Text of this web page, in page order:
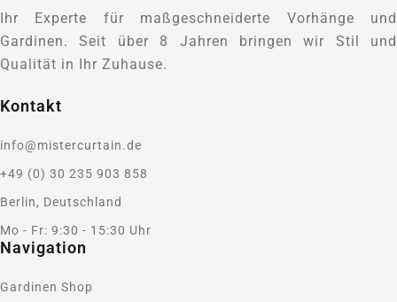
Ihr Experte für maßgeschneiderte Vorhänge und
Gardinen. Seit über 8 Jahren bringen wir Stil und
Qualität in Ihr Zuhause.
Kontakt
info@mistercurtain.de
+49 (0) 30 235 903 858
Berlin, Deutschland
Mo - Fr: 9:30 - 15:30 Uhr
Navigation
Gardinen Shop